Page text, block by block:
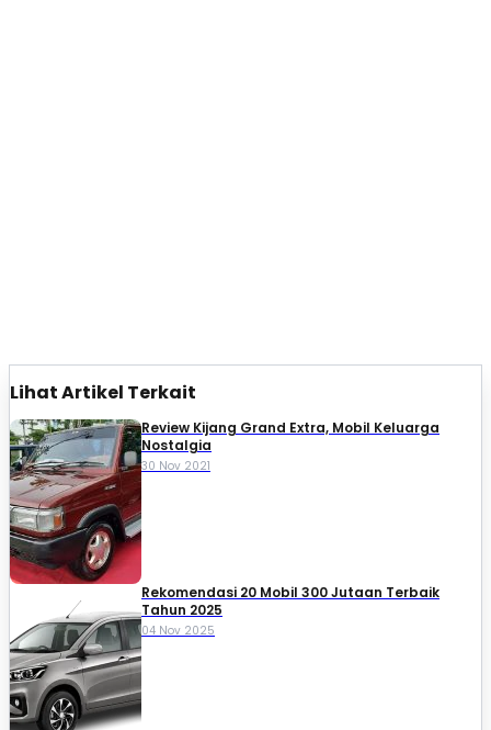
Lihat Artikel Terkait
Review Kijang Grand Extra, Mobil Keluarga
Nostalgia
30 Nov 2021
Rekomendasi 20 Mobil 300 Jutaan Terbaik
Tahun 2025
04 Nov 2025